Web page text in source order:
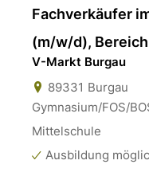
Fachverkäufer
(m/w/d),
V-Markt Burgau
89331 Burgau
Gymnasium/FOS/
Mittelschule
Ausbildung